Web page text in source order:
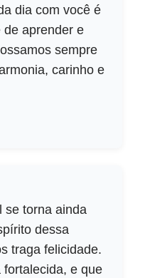
dia com você é
de aprender e
sempre
carinho e
se torna ainda
dessa
traga felicidade.
e que